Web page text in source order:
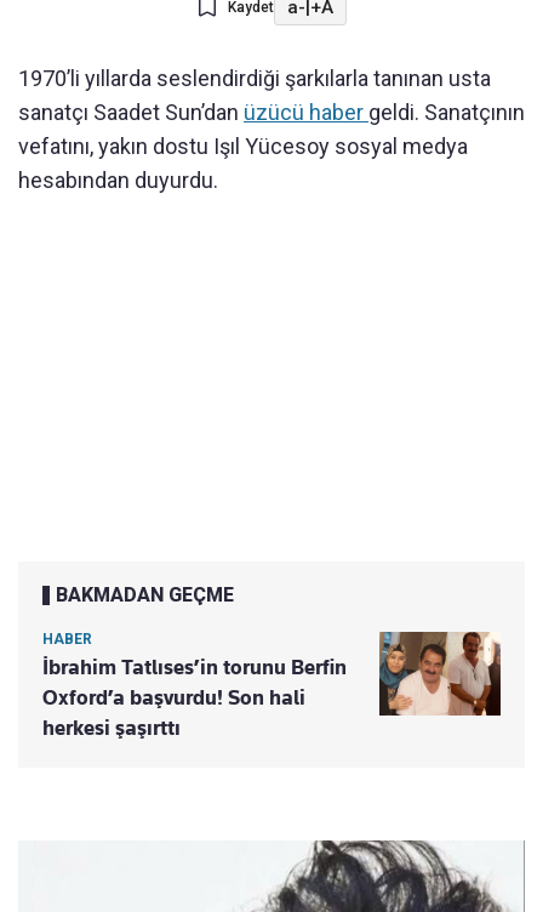
Kaydet a-|+A
1970’li yıllarda seslendirdiği şarkılarla tanınan usta
sanatçı Saadet Sun’dan üzücü haber geldi. Sanatçının
vefatını, yakın dostu Işıl Yücesoy sosyal medya
hesabından duyurdu.
BAKMADAN GEÇME
HABER
İbrahim Tatlıses’in torunu Berfin
Oxford’a başvurdu! Son hali
herkesi şaşırttı